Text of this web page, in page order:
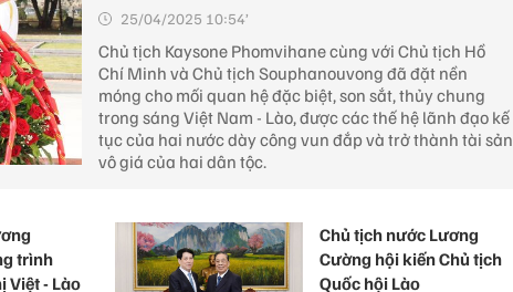
25/04/2025 10:54’
Chủ tịch Kaysone Phomvihane cùng với Chủ tịch Hồ
Chí Minh và Chủ tịch Souphanouvong đã đặt nền
móng cho mối quan hệ đặc biệt, son sắt, thủy chung
trong sáng Việt Nam - Lào, được các thế hệ lãnh đạo kế
tục của hai nước dày công vun đắp và trở thành tài sản
vô giá của hai dân tộc.
trình
Việt - Lào
Chủ tịch nước Lương
Cường hội kiến Chủ tịch
Quốc hội Lào